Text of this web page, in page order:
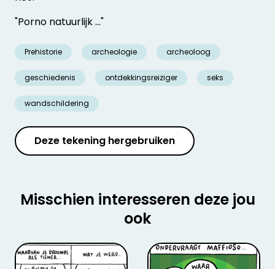
"Porno natuurlijk ..."
Prehistorie archeologie archeoloog
geschiedenis ontdekkingsreiziger seks
wandschildering
Deze tekening hergebruiken
Misschien interesseren deze jou
ook